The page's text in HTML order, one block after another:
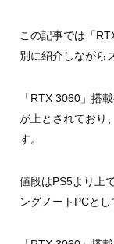
この記事では「
別に紹介しながら
「RTX 3060」搭
が上とされており
す。
値段はPS5より上
ングノートPCとし